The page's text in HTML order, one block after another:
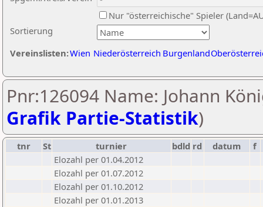
Sortierung
Nur "österreichische" Spieler
Vereinslisten:Wien Niederösterreich Burgenland
Pnr:126094 Name: Johann
Grafik Partie-Statistik)
tnr St turnier bdld rd datum
f
Elozahl per 01.04.2012
Elozahl per 01.07.2012
Elozahl per 01.10.2012
Elozahl per 01.01.2013